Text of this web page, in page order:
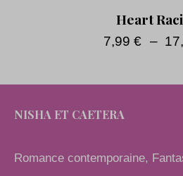
Heart
7,99 € –
NISHA ET CAETERA
Romance contemporaine,